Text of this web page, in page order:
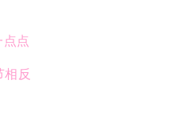
点
反